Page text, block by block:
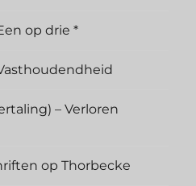
op drie *
– Verloren
op Thorbecke